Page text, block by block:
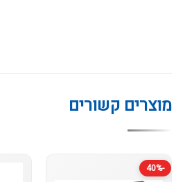
מוצרים קשורים
-40%